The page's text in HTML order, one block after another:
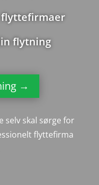
flyttefirmaer
flytning
→
selv skal sørge for
flyttefirma